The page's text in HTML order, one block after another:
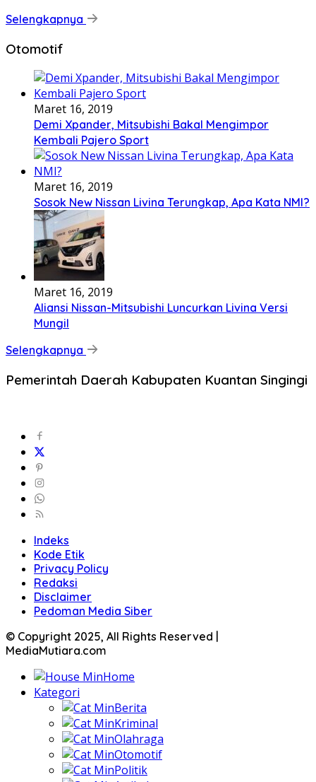
Selengkapnya
Otomotif
Maret 16, 2019
Demi Xpander, Mitsubishi Bakal Mengimpor
Kembali Pajero Sport
Maret 16, 2019
Sosok New Nissan Livina Terungkap, Apa Kata NMI?
Maret 16, 2019
Aliansi Nissan-Mitsubishi Luncurkan Livina Versi
Mungil
Selengkapnya
Pemerintah Daerah Kabupaten Kuantan Singingi
Indeks
Kode Etik
Privacy Policy
Redaksi
Disclaimer
Pedoman Media Siber
© Copyright 2025, All Rights Reserved |
MediaMutiara.com
Home
Kategori
Berita
Kriminal
Olahraga
Otomotif
Politik